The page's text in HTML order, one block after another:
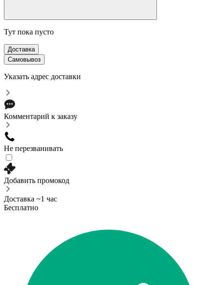
Тут пока пусто
Доставка
Самовывоз
Указать адрес доставки
Комментарий к заказу
Не перезванивать
Добавить промокод
Доставка ~1 час
Бесплатно